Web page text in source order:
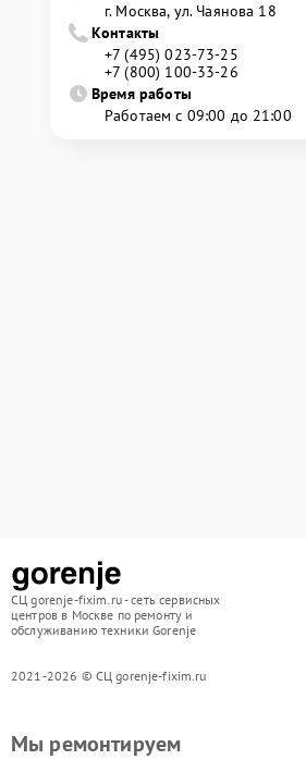
г. Москва, ул. Чаянова 18
Контакты
+7 (495) 023-73-25
+7 (800) 100-33-26
Время работы
Работаем с 09:00 до 21:00
СЦ gorenje-fixim.ru - сеть сервисных
центров в Москве по ремонту и
обслуживанию техники Gorenje
2021-2026 © СЦ gorenje-fixim.ru
Мы ремонтируем